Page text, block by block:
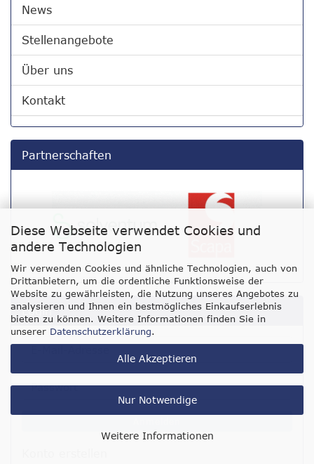
Diese Webseite verwendet Cookies und
andere Technologien
Wir verwenden Cookies und ähnliche Technologien, auch von
Drittanbietern, um die ordentliche Funktionsweise der
Website zu gewährleisten, die Nutzung unseres Angebotes zu
analysieren und Ihnen ein bestmögliches Einkaufserlebnis
bieten zu können. Weitere Informationen finden Sie in
unserer Datenschutzerklärung.
Alle Akzeptieren
Nur Notwendige
Weitere Informationen
News
Stellenangebote
Über uns
Kontakt
Partnerschaften
Login
Passwort